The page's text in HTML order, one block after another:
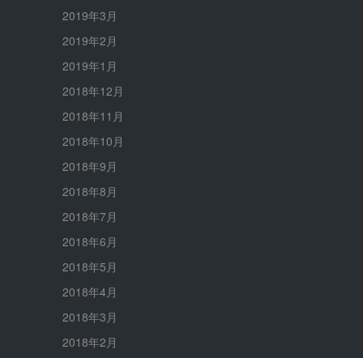
2019年3月
2019年2月
2019年1月
2018年12月
2018年11月
2018年10月
2018年9月
2018年8月
2018年7月
2018年6月
2018年5月
2018年4月
2018年3月
2018年2月